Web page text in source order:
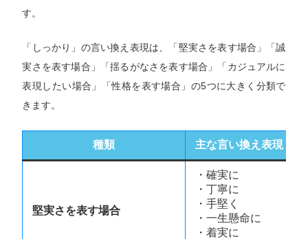
す。
「しっかり」の言い換え表現は、「堅実さを表す場合」「誠
実さを表す場合」「揺るがなさを表す場合」「カジュアルに
表現したい場合」「性格を表す場合」の5つに大きく分類で
きます。
種類 主な言い換え表現
堅実さを表す場合
・確実に
・丁寧に
・手堅く
・一生懸命に
・着実に